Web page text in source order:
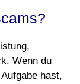
Wenn du
hast,